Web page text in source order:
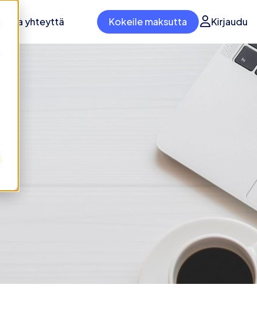
Ota yhteyttä Kirjaudu
Kokeile maksutta